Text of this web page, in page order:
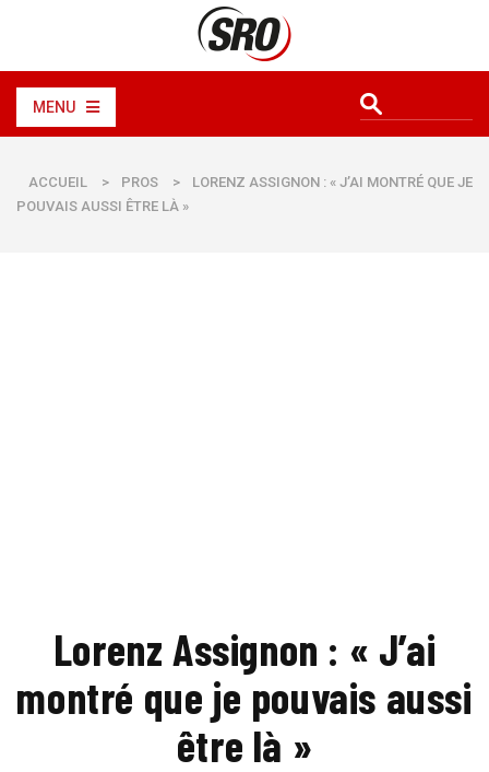
MENU
ACCUEIL > PROS >
LORENZ ASSIGNON : « J’AI MONTRÉ QUE JE
POUVAIS AUSSI ÊTRE LÀ »
Lorenz Assignon : « J’ai
montré que je pouvais aussi
être là »